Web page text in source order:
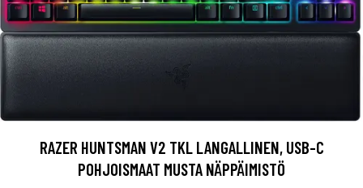
RAZER HUNTSMAN V2 TKL LANGALLINEN, USB-C
POHJOISMAAT MUSTA NÄPPÄIMISTÖ